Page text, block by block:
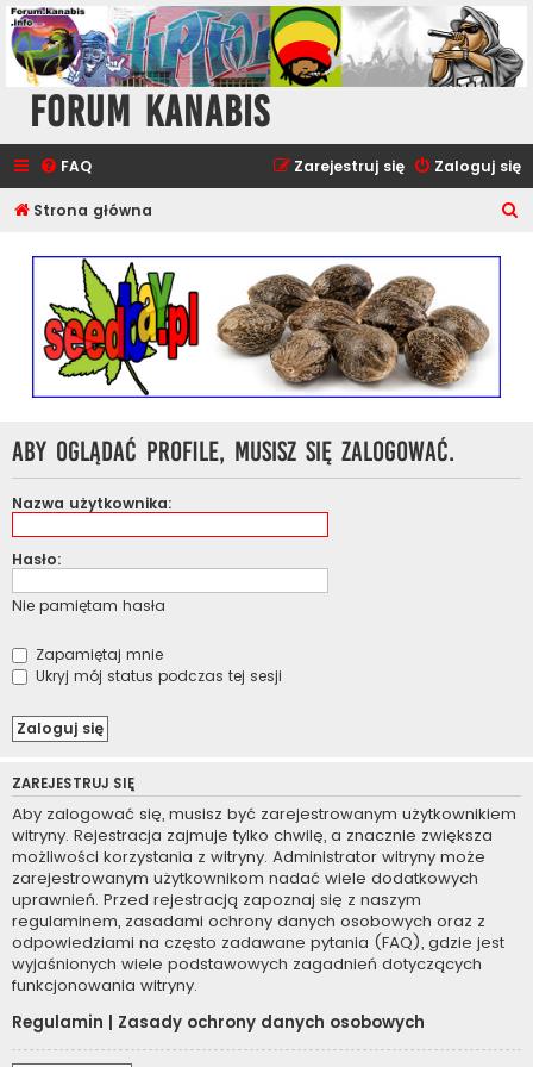
Forum Kanabis
FAQ Zaloguj się
Zarejestruj się
Strona główna
Aby oglądać profile, musisz się zalogować.
Nazwa użytkownika:
Hasło:
Nie pamiętam hasła
Zapamiętaj mnie
Ukryj mój status podczas tej sesji
ZAREJESTRUJ SIĘ
Aby zalogować się, musisz być zarejestrowanym użytkownikiem
witryny. Rejestracja zajmuje tylko chwilę, a znacznie zwiększa
możliwości korzystania z witryny. Administrator witryny może
zarejestrowanym użytkownikom nadać wiele dodatkowych
uprawnień. Przed rejestracją zapoznaj się z naszym
regulaminem, zasadami ochrony danych osobowych oraz z
odpowiedziami na często zadawane pytania (FAQ), gdzie jest
wyjaśnionych wiele podstawowych zagadnień dotyczących
funkcjonowania witryny.
Regulamin | Zasady ochrony danych osobowych